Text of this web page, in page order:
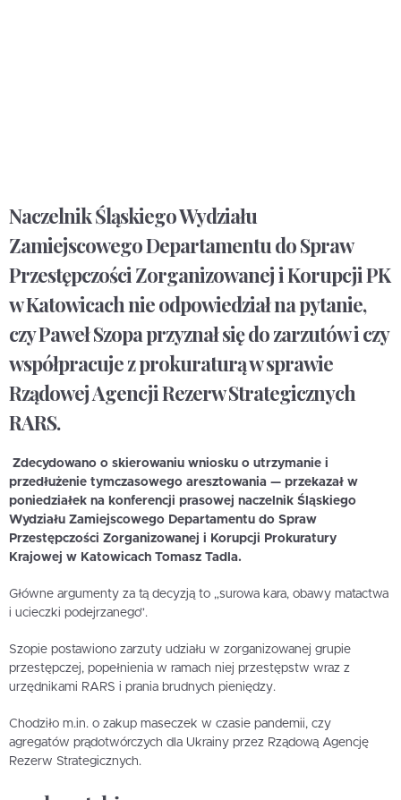
Naczelnik Śląskiego Wydziału
Zamiejscowego Departamentu do Spraw
Przestępczości Zorganizowanej i Korupcji PK
w Katowicach nie odpowiedział na pytanie,
czy Paweł Szopa przyznał się do zarzutów i czy
współpracuje z prokuraturą w sprawie
Rządowej Agencji Rezerw Strategicznych
RARS.
Zdecydowano o skierowaniu wniosku o utrzymanie i
przedłużenie tymczasowego aresztowania — przekazał w
poniedziałek na konferencji prasowej naczelnik Śląskiego
Wydziału Zamiejscowego Departamentu do Spraw
Przestępczości Zorganizowanej i Korupcji Prokuratury
Krajowej w Katowicach Tomasz Tadla.
Główne argumenty za tą decyzją to „surowa kara, obawy matactwa
i ucieczki podejrzanego”.
Szopie postawiono zarzuty udziału w zorganizowanej grupie
przestępczej, popełnienia w ramach niej przestępstw wraz z
urzędnikami RARS i prania brudnych pieniędzy.
Chodziło m.in. o zakup maseczek w czasie pandemii, czy
agregatów prądotwórczych dla Ukrainy przez Rządową Agencję
Rezerw Strategicznych.